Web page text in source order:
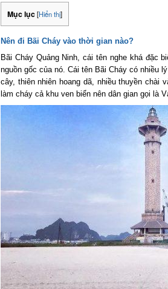
Mục lục [Hiển thị]
Nên đi Bãi Cháy vào thời gian nào?
Bãi Cháy Quảng Ninh, cái tên nghe khá đặc
nguồn gốc của nó. Cái tên Bãi Cháy có nhiều
cây, thiên nhiên hoang dã, nhiều thuyền chài
làm cháy cả khu ven biển nên dân gian gọi là